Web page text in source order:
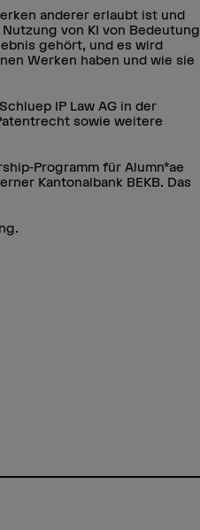
anderer erlaubt ist und
von KI von Bedeutung
gehört, und es wird
Werken haben und wie sie
IP Law AG in der
sowie weitere
Programm für Alumn*ae
Kantonalbank BEKB. Das